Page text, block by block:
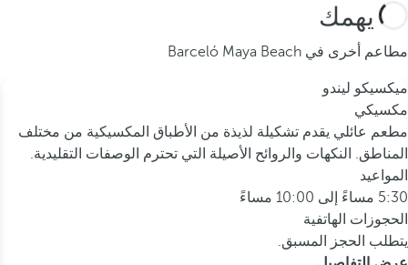
قد يهمك
مطاعم أخرى في Barceló Maya Beach
ميكسيكو ليندو
مكسيكي
مطعم عائلي يقدم تشكيلة لذيذة من الأطباق المكسيكية من مختلف
المناطق. النكهات والروائح الأصيلة التي تحترم الوصفات التقليدية.
المواعيد
5:30 مساءً إلى 10:00 مساءً
الحجوزات الهاتفية
يتطلب الحجز المسبق.